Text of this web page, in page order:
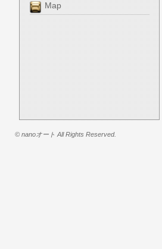
Map
© nanoオート All Rights Reserved.